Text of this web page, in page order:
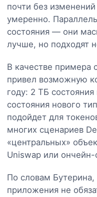
почти без
умеренно.
состояния — они
лучше, но подходят
В качестве примера
привел возможную
году: 2 ТБ
состояния нового
подойдет для
многих сценариев
«центральных»
Uniswap или ончейн-
По словам Бутерина,
приложения не